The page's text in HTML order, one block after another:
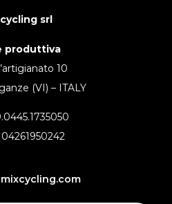
srl
produttiva
10
(VI) – ITALY